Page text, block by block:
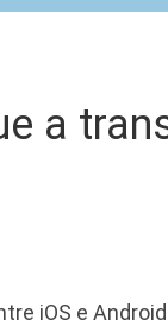
a
iOS e Android